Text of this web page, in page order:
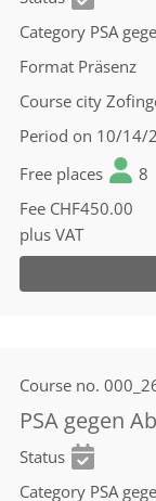
Category PSA
Format Präsenz
Course city
Period on 10/14/
Free places
8
Fee CHF450.00
plus VAT
Course no.
PSA gegen
Status
Category PSA